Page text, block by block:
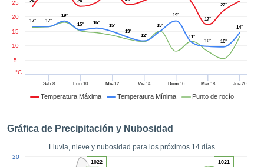
y
forma
digital
basada
nuestra
seguir
Temperatura Máxima Temperatura Mínima Punto de rocío
Sáb8 Lun 10 Mié 12 Vie 14 Dom16 Mar18 Jue 20
5
10
15
20
25
°C
17°
22°
17° 17°
19°
15°
16°
15°
13°
12°
15°
19°
11°
10° 10°
14°
Gráfica de Precipitación y Nubosidad
Lluvia, nieve y nubosidad para los próximos 14 días
20
1022 1021